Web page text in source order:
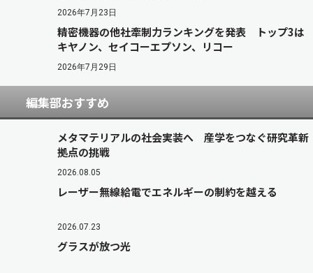
2026年7月23日
精密機器の他社牽制力ランキングを発表 トップ3は
キヤノン、セイコーエプソン、リコー
2026年7月29日
編集部おすすめ
メタマテリアルの社会実装へ 産学をつなぐ研究革新
拠点の挑戦
2026.08.05
レーザー無線給電でエネルギーの制約を越える
2026.07.23
グラスが放つ光